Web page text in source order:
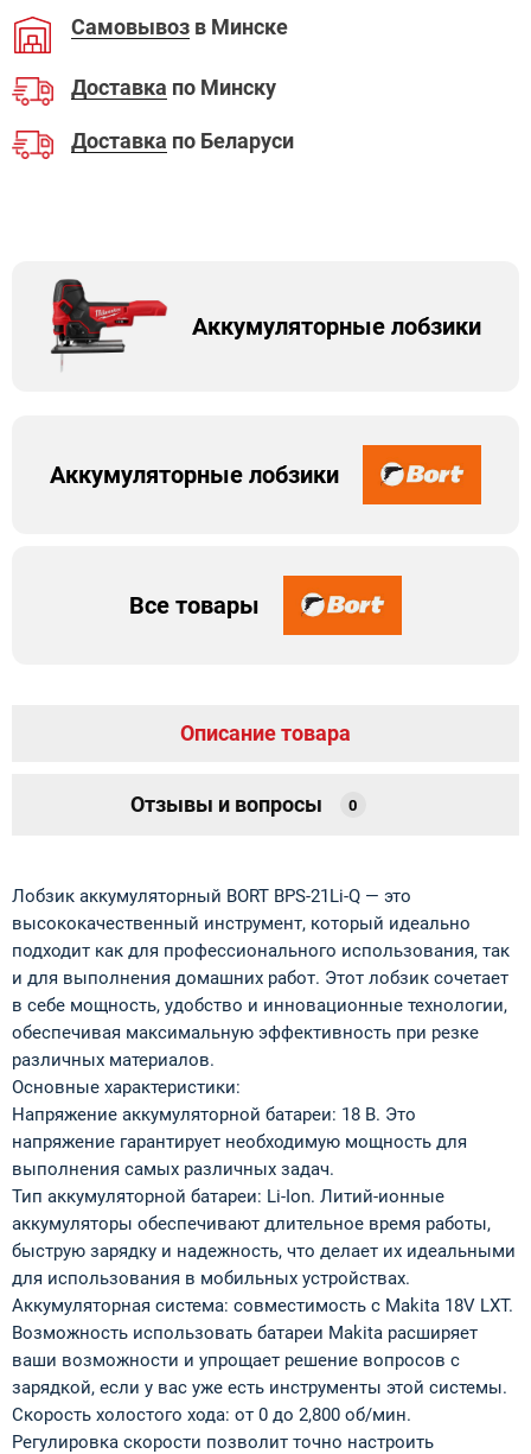
Самовывоз в Минске
Доставка по Минску
Доставка по Беларуси
Аккумуляторные лобзики
Аккумуляторные лобзики
Все товары
Описание товара
Отзывы и вопросы 0
Лобзик аккумуляторный BORT BPS-21Li-Q — это
высококачественный инструмент, который идеально
подходит как для профессионального использования, так
и для выполнения домашних работ. Этот лобзик сочетает
в себе мощность, удобство и инновационные технологии,
обеспечивая максимальную эффективность при резке
различных материалов.
Основные характеристики:
Напряжение аккумуляторной батареи: 18 В. Это
напряжение гарантирует необходимую мощность для
выполнения самых различных задач.
Тип аккумуляторной батареи: Li-Ion. Литий-ионные
аккумуляторы обеспечивают длительное время работы,
быструю зарядку и надежность, что делает их идеальными
для использования в мобильных устройствах.
Аккумуляторная система: совместимость с Makita 18V LXT.
Возможность использовать батареи Makita расширяет
ваши возможности и упрощает решение вопросов с
зарядкой, если у вас уже есть инструменты этой системы.
Скорость холостого хода: от 0 до 2,800 об/мин.
Регулировка скорости позволит точно настроить